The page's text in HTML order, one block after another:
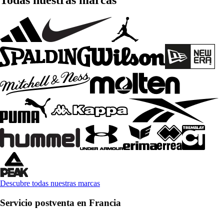
Descubre todas nuestras marcas
Servicio postventa en Francia